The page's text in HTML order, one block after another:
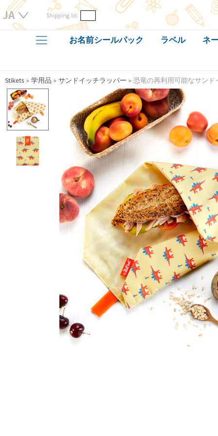
Shipping to:
お名前シールパック ラベル ネ
Stikets 学用品 サンドイッチラッパー 恐竜の再利用可能なサンド